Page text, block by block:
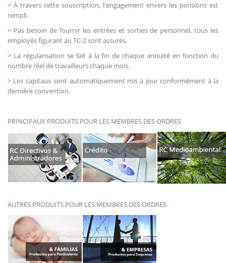
> À travers cette souscription, l'engagement envers les pensions est
rempli.
> Pas besoin de fournir les entrées et sorties de personnel, tous les
employés figurant au TC-2 sont assurés.
> La régularisation se fait à la fin de chaque annuité en fonction du
nombre réel de travailleurs chaque mois.
> Les capitaux sont automatiquement mis à jour conformément à la
dernière convention.
PRINCIPAUX PRODUITS POUR LES MEMBRES DES ORDRES
AUTRES PRODUITS POUR LES MEMBRES DES ORDRES